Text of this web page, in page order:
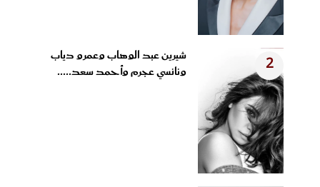
2
شيرين عبد الوهاب وعمرو دياب
ونانسي عجرم وأحمد سعد.....